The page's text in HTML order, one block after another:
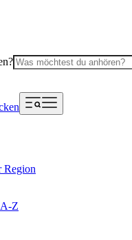
Region
Z